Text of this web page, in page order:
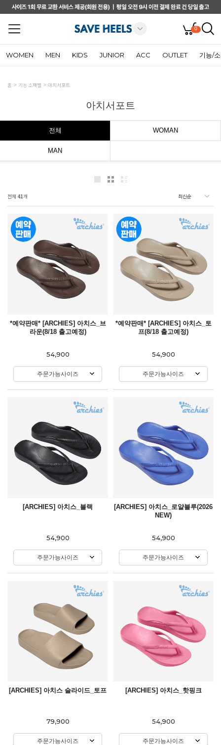
0
WOMEN MEN KIDS JUNIOR ACC OUTLET 기능/
홈 기능 소재별 아치서포트
아치서포트
전체 WOMAN
MAN
전체 41개
*예약판매* [ARCHIES] 아치스_브
라운(8/18 출고예정)
54,900
주문가능사이즈
*예약판매* [ARCHIES] 아치스_토
프(8/18 출고예정)
54,900
주문가능사이즈
[ARCHIES] 아치스_블랙
54,900
주문가능사이즈
[ARCHIES] 아치스_로얄블루(2026
NEW)
54,900
주문가능사이즈
[ARCHIES] 아치스 슬라이드_토프
79,900
주문가능사이즈
[ARCHIES] 아치스_핫핑크
54,900
주문가능사이즈